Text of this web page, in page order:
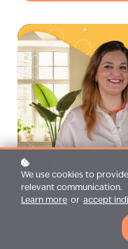
We use cookies to
relevant communication.
Learn more or accept